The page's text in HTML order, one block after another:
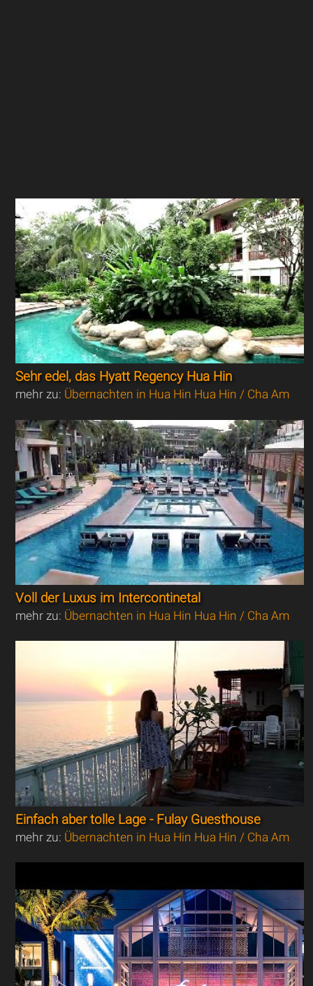
Sehr edel, das Hyatt Regency Hua Hin
mehr zu: Übernachten in Hua Hin Hua Hin / Cha Am
Voll der Luxus im Intercontinetal
mehr zu: Übernachten in Hua Hin Hua Hin / Cha Am
Einfach aber tolle Lage - Fulay Guesthouse
mehr zu: Übernachten in Hua Hin Hua Hin / Cha Am